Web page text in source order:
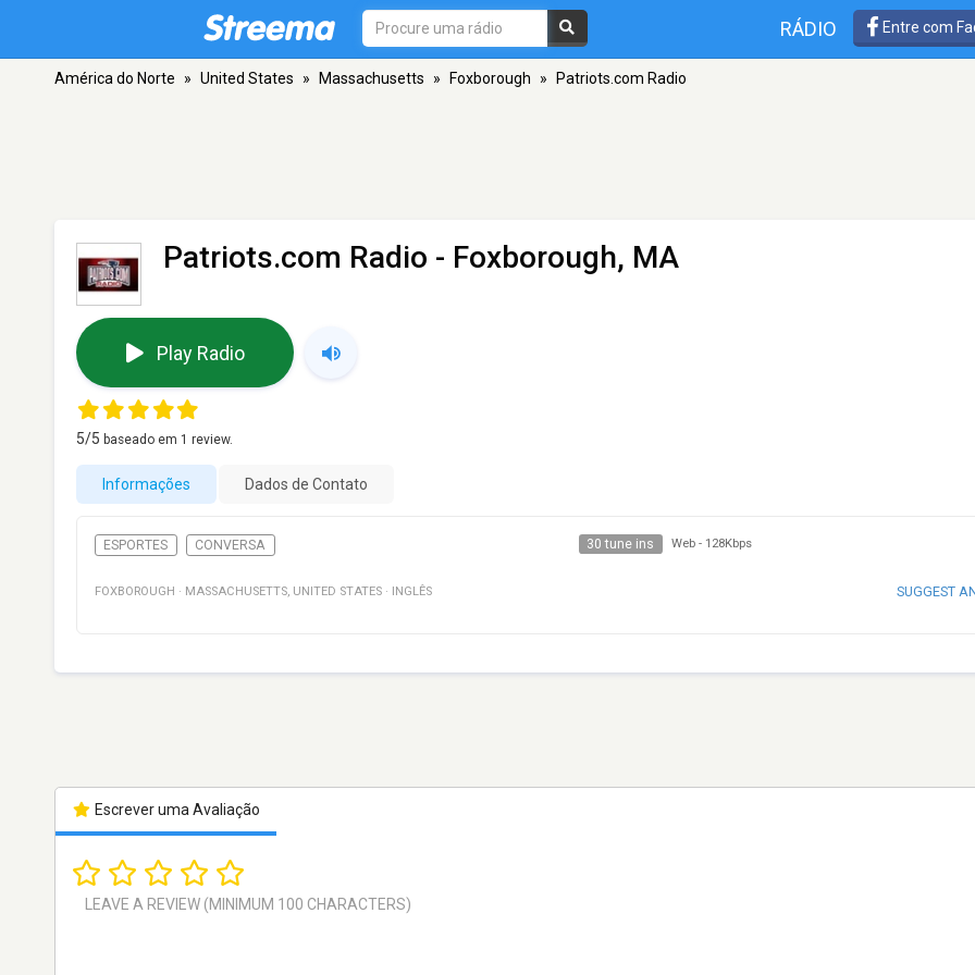
RÁDIO Entre com
América do Norte » United States » Massachusetts » Foxborough » Patriots.com Radio
Patriots.com Radio - Foxborough, MA
Play Radio
5/5 baseado em 1 review.
Informações Dados de Contato
ESPORTES CONVERSA 30 tune ins Web - 128Kbps
FOXBOROUGH · MASSACHUSETTS, UNITED STATES · INGLÊS SUGGEST
Escrever uma Avaliação